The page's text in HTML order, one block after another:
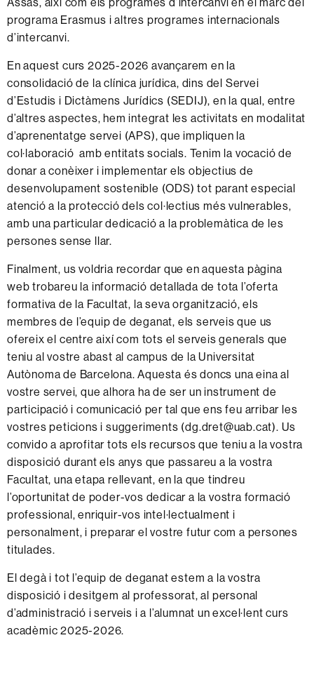
programa Erasmus i altres programes internacionals
d’intercanvi.
En aquest curs 2025-2026 avançarem en la
consolidació de la clínica jurídica, dins del Servei
d’Estudis i Dictàmens Jurídics (SEDIJ), en la qual, entre
d’altres aspectes, hem integrat les activitats en modalitat
d’aprenentatge servei (APS), que impliquen la
col·laboració amb entitats socials. Tenim la vocació de
donar a conèixer i implementar els objectius de
desenvolupament sostenible (ODS) tot parant especial
atenció a la protecció dels col·lectius més vulnerables,
amb una particular dedicació a la problemàtica de les
persones sense llar.
Finalment, us voldria recordar que en aquesta pàgina
web trobareu la informació detallada de tota l’oferta
formativa de la Facultat, la seva organització, els
membres de l’equip de deganat, els serveis que us
ofereix el centre així com tots el serveis generals que
teniu al vostre abast al campus de la Universitat
Autònoma de Barcelona. Aquesta és doncs una eina al
vostre servei, que alhora ha de ser un instrument de
participació i comunicació per tal que ens feu arribar les
vostres peticions i suggeriments (dg.dret@uab.cat). Us
convido a aprofitar tots els recursos que teniu a la vostra
disposició durant els anys que passareu a la vostra
Facultat, una etapa rellevant, en la que tindreu
l’oportunitat de poder-vos dedicar a la vostra formació
professional, enriquir-vos intel·lectualment i
personalment, i preparar el vostre futur com a persones
titulades.
El degà i tot l’equip de deganat estem a la vostra
disposició i desitgem al professorat, al personal
d’administració i serveis i a l’alumnat un excel·lent curs
acadèmic 2025-2026.